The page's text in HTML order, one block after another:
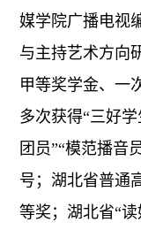
媒学院广播电视
与主持艺术方向
甲等奖学金、一
多次获得“三好
团员”“模范播音
号；湖北省普通
等奖；湖北省“